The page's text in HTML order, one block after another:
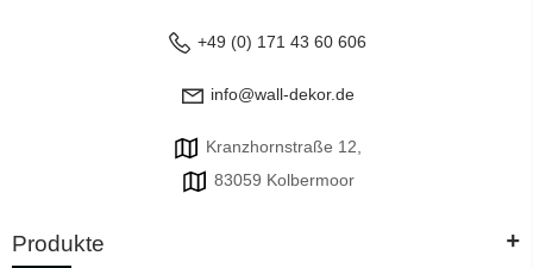
+49 (0) 171 43 60 606
info@wall-dekor.de
Kranzhornstraße 12,
83059 Kolbermoor
Produkte +